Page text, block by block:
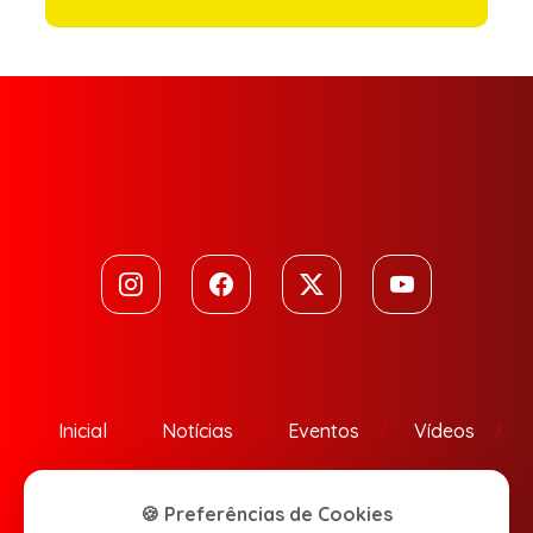
Inicial Notícias Eventos Vídeos
🍪 Preferências de Cookies